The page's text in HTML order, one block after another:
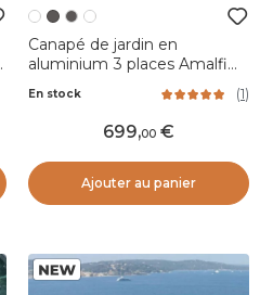
Canapé de jardin en
aluminium 3 places Amalfi
En stock (1)
699,00
Ajouter au panier